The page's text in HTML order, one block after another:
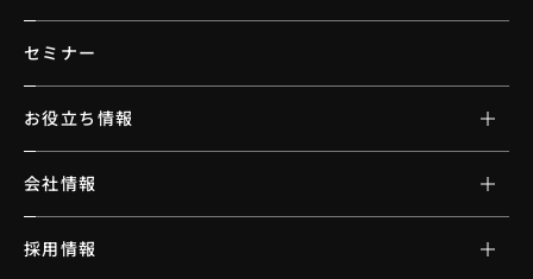
セミナー
お役立ち情報
会社情報
採用情報